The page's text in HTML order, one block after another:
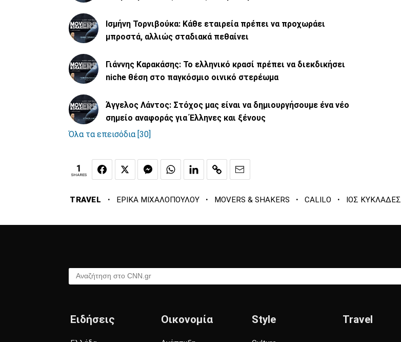
Ισμήνη Τορνιβούκα: Κάθε εταιρεία πρέπει να προχωράει
μπροστά, αλλιώς σταδιακά πεθαίνει
Γιάννης Καρακάσης: Το ελληνικό κρασί πρέπει να διεκδικήσει
niche θέση στο παγκόσμιο οινικό στερέωμα
Άγγελος Λάντος: Στόχος μας είναι να δημιουργήσουμε ένα νέο
σημείο αναφοράς για Έλληνες και ξένους
Όλα τα επεισόδια [30]
1
SHARES
TRAVEL · ΕΡΙΚΑ ΜΙΧΑΛΟΠΟΥΛΟΥ · MOVERS & SHAKERS · CALILO · ΙΟΣ ΚΥΚΛΑΔΕΣ
Αναζήτηση στο CNN.gr
Ειδήσεις Οικονομία Style Travel